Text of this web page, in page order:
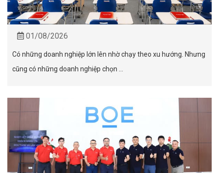
01/08/2026
Có những doanh nghiệp lớn lên nhờ chạy theo xu hướng. Nhưng
cũng có những doanh nghiệp chọn ...